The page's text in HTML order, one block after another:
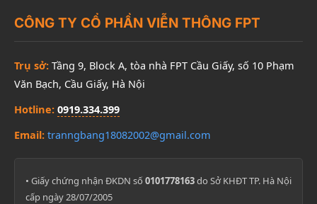
CÔNG TY CỔ PHẦN VIỄN THÔNG FPT
Trụ sở: Tầng 9, Block A, tòa nhà FPT Cầu Giấy, số 10 Phạm
Văn Bạch, Cầu Giấy, Hà Nội
Hotline: 0919.334.399
Email: tranngbang18082002@gmail.com
• Giấy chứng nhận ĐKDN số 0101778163do Sở KHĐT TP. Hà Nội
cấp ngày 28/07/2005